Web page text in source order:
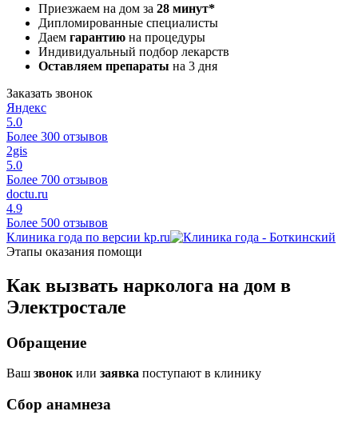
Приезжаем на дом за 28 минут*
Дипломированные специалисты
Даем гарантию на процедуры
Индивидуальный подбор лекарств
Оставляем препараты на 3 дня
Заказать звонок
Яндекс
5.0
Более 300 отзывов
2gis
5.0
Более 700 отзывов
doctu.ru
4.9
Более 500 отзывов
Клиника года по версии kp.ru
Этапы оказания помощи
Как вызвать нарколога на дом в
Электростале
Обращение
Ваш звонокили заявка поступают в клинику
Сбор анамнеза